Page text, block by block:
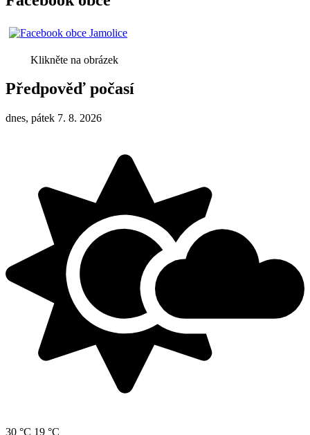
Klikněte na obrázek
Předpověď počasí
dnes, pátek 7. 8. 2026
30 °C 19 °C